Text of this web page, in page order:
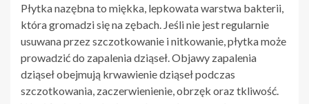
Płytka nazębna to miękka, lepkowata warstwa bakterii,
która gromadzi się na zębach. Jeśli nie jest regularnie
usuwana przez szczotkowanie i nitkowanie, płytka może
prowadzić do zapalenia dziąseł. Objawy zapalenia
dziąseł obejmują krwawienie dziąseł podczas
szczotkowania, zaczerwienienie, obrzęk oraz tkliwość.